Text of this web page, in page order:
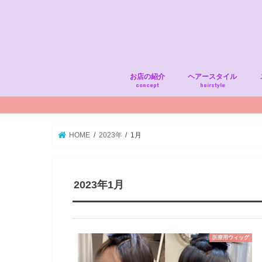
お店の紹介
concept
ヘアースタイル
hairstyle
HOME 2023年 1月
2023年1月
医療用ウィッグ